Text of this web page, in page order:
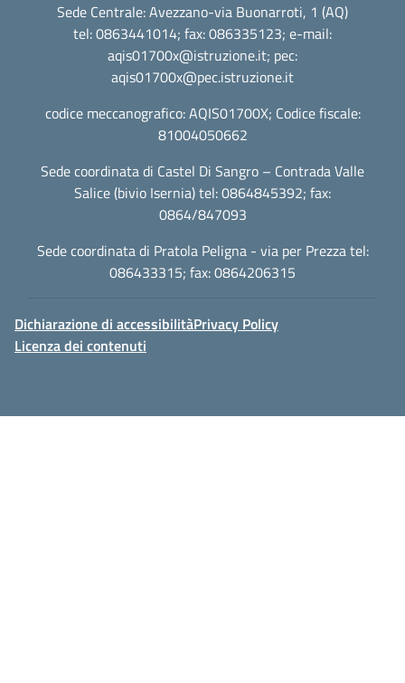
Sede Centrale: Avezzano-via Buonarroti, 1 (AQ)
tel: 0863441014; fax: 086335123; e-mail:
aqis01700x@istruzione.it; pec:
aqis01700x@pec.istruzione.it
codice meccanografico: AQIS01700X; Codice fiscale:
81004050662
Sede coordinata di Castel Di Sangro – Contrada Valle
Salice (bivio Isernia) tel: 0864845392; fax:
0864/847093
Sede coordinata di Pratola Peligna - via per Prezza tel:
086433315; fax: 0864206315
Dichiarazione di accessibilitàPrivacy Policy
Licenza dei contenuti